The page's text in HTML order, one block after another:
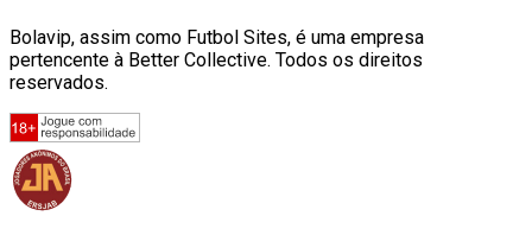
Bolavip, assim como Futbol Sites, é uma empresa
pertencente à Better Collective. Todos os direitos
reservados.